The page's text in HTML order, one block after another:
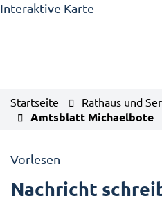
Interaktive Karte
Startseite Rathaus und
Amtsblatt Michaelbote
Vorlesen
Nachricht